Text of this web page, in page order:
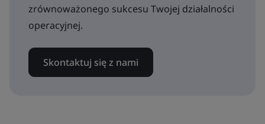
zrównoważonego sukcesu Twojej działalności
operacyjnej.
Skontaktuj się z nami